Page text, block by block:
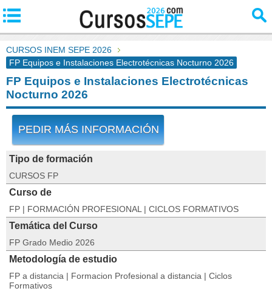
CURSOS INEM SEPE 2026
FP Equipos e Instalaciones Electrotécnicas Nocturno 2026
FP Equipos e Instalaciones Electrotécnicas
Nocturno 2026
PEDIR MÁS INFORMACIÓN
Tipo de formación
CURSOS FP
Curso de
FP | FORMACIÓN PROFESIONAL | CICLOS FORMATIVOS
Temática del Curso
FP Grado Medio 2026
Metodología de estudio
FP a distancia | Formacion Profesional a distancia | Ciclos
Formativos